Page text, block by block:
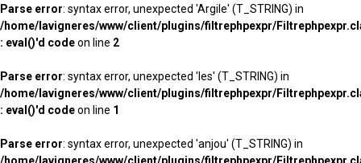
Parse error: syntax error, unexpected 'Argile' (T_STRING) in
/home/lavigneres/www/client/plugins/filtrephpexpr/
: eval()'d codeon line 2
Parse error: syntax error, unexpected 'les' (T_STRING) in
/home/lavigneres/www/client/plugins/filtrephpexpr/
: eval()'d codeon line 1
Parse error: syntax error, unexpected 'anjou' (T_STRING) in